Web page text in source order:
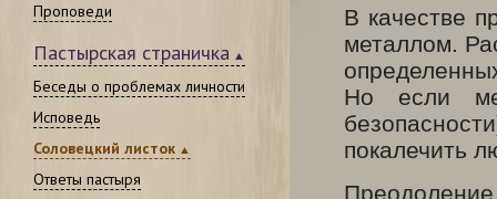
Проповеди
Пастырская страничка
Беседы о проблемах личности
Исповедь
Соловецкий листок
Ответы пастыря
В качестве
металлом.
Но если
покалечить